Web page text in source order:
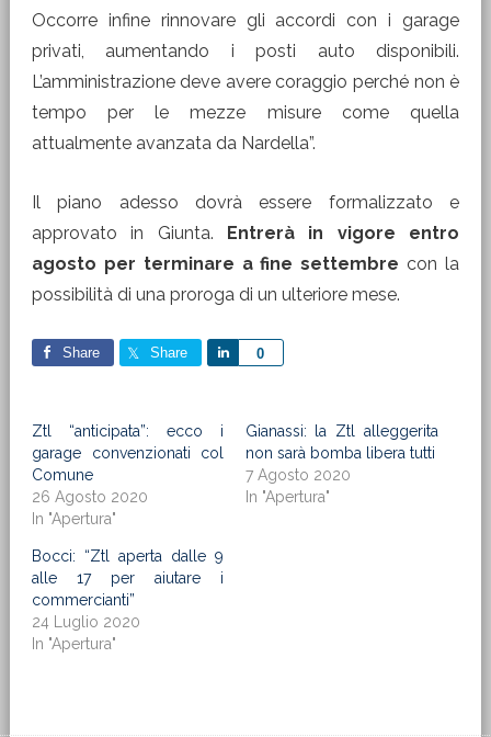
Occorre infine rinnovare gli accordi con i garage
privati, aumentando i posti auto disponibili.
L’amministrazione deve avere coraggio perché non è
tempo per le mezze misure come quella
attualmente avanzata da Nardella”.
Il piano adesso dovrà essere formalizzato e
approvato in Giunta. Entrerà in vigore entro
agosto per terminare a fine settembre con la
possibilità di una proroga di un ulteriore mese.
Share Share 0
Share
Ztl “anticipata”: ecco i
garage convenzionati col
Comune
26 Agosto 2020
In "Apertura"
Gianassi: la Ztl alleggerita
non sarà bomba libera tutti
7 Agosto 2020
In "Apertura"
Bocci: “Ztl aperta dalle 9
alle 17 per aiutare i
commercianti”
24 Luglio 2020
In "Apertura"